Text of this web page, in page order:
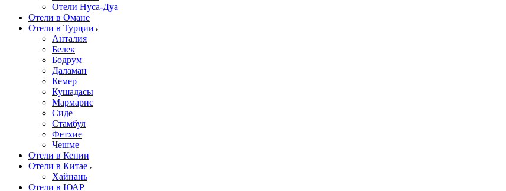
Отели Нуса-Дуа
Отели в Омане
Отели в Турции
Анталия
Белек
Бодрум
Даламан
Кемер
Кушадасы
Мармарис
Сиде
Стамбул
Фетхие
Чешме
Отели в Кении
Отели в Китае
Хайнань
Отели в ЮАР